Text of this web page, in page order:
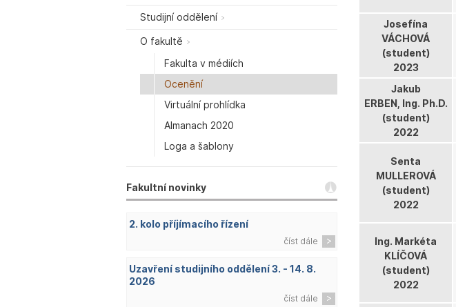
Studijní oddělení
O fakultě
Fakulta v médiích
Ocenění
Virtuální prohlídka
Almanach 2020
Loga a šablony
Fakultní novinky
2. kolo příjímacího řízení
číst dále
Uzavření studijního oddělení 3. - 14. 8.
2026
číst dále
Josefína
VÁCHOVÁ
(student)
2023
Jakub
ERBEN, Ing. Ph.D.
(student)
2022
Senta
MULLEROVÁ
(student)
2022
Ing. Markéta
KLÍČOVÁ
(student)
2022